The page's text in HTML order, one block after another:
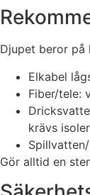
Djupet beror på
Elkabel
Fiber/tele:
krävs
Gör alltid en